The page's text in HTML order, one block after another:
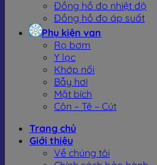
Đồng hồ đo nhiệt độ
Đồng hồ đo áp suất
Phụ kiện van
Rọ bơm
Y lọc
Khớp nối
Bẫy hơi
Mặt bích
Côn – Tê – Cút
Trang chủ
Giới thiệu
Về chúng tôi